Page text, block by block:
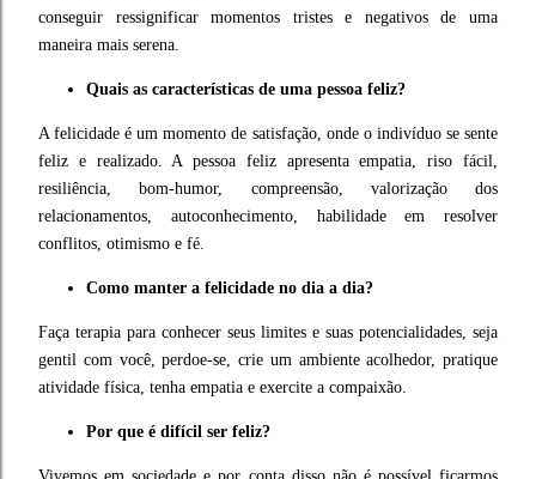
conseguir ressignificar momentos tristes e negativos de uma
maneira mais serena.
Quais as características de uma pessoa feliz?
A felicidade é um momento de satisfação, onde o indivíduo se sente
feliz e realizado. A pessoa feliz apresenta empatia, riso fácil,
resiliência, bom-humor, compreensão, valorização dos
relacionamentos, autoconhecimento, habilidade em resolver
conflitos, otimismo e fé.
Como manter a felicidade no dia a dia?
Faça terapia para conhecer seus limites e suas potencialidades, seja
gentil com você, perdoe-se, crie um ambiente acolhedor, pratique
atividade física, tenha empatia e exercite a compaixão.
Por que é difícil ser feliz?
Vivemos em sociedade e por conta disso não é possível ficarmos